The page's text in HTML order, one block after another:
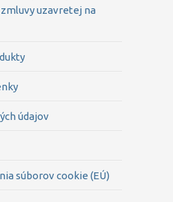
uzavretej na
údajov
súborov cookie (EÚ)